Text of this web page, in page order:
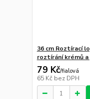
36 cm Roztírací
roztírání krémů
79 Kč/fialová
65 Kč bez DPH